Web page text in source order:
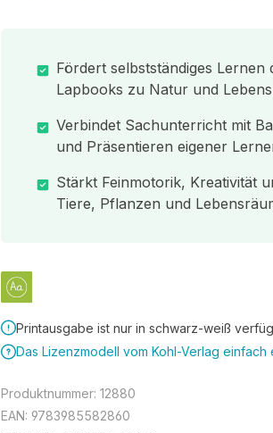
Fördert selbstständiges Lernen
Lapbooks zu Natur und
Verbindet Sachunterricht mit
und Präsentieren eigener
Stärkt Feinmotorik, Kreativität
Tiere, Pflanzen und
Printausgabe ist nur in schwarz-weiß
Das Lizenzmodell vom Kohl-Verlag einfach
Produktnummer:12880
EAN: 9783985582860